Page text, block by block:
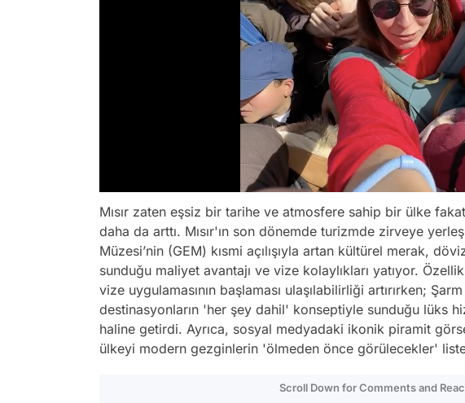
Mısır zaten eşsiz bir tarihe ve atmosfere sahip bir ülke
daha da arttı. Mısır'ın son dönemde turizmde zirveye
Müzesi’nin (GEM) kısmi açılışıyla artan kültürel merak,
sunduğu maliyet avantajı ve vize kolaylıkları yatıyor.
vize uygulamasının başlaması ulaşılabilirliği artırırken;
destinasyonların 'her şey dahil' konseptiyle sunduğu lüks
haline getirdi. Ayrıca, sosyal medyadaki ikonik piramit
ülkeyi modern gezginlerin 'ölmeden önce görülecekler'
Scroll Down for Comments and